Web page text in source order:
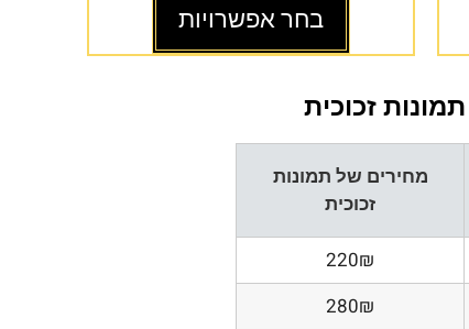
בחר אפשרויות
זכוכית
מחירים של תמונות
זכוכית
220₪
280₪